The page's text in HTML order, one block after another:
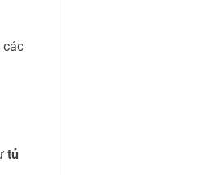
các
tủ